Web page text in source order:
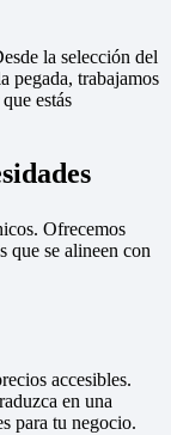
la selección del
pegada, trabajamos
estás
Ofrecemos
que se alineen con
accesibles.
en una
para tu negocio.